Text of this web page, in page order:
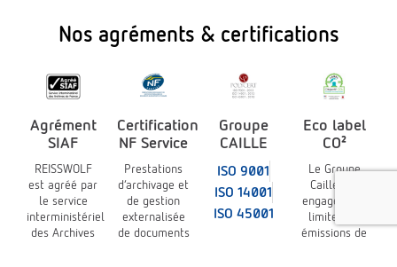
Nos agréments & certifications
Agrément
SIAF
REISSWOLF
est agréé par
le service
interministériel
des Archives
Certification
NF Service
Prestations
d’archivage et
de gestion
externalisée
de documents
Groupe
CAILLE
ISO 9001
ISO 14001
ISO 45001
Eco label
CO²
Le Groupe
Caille est
engagé pour
limiter les
émissions de